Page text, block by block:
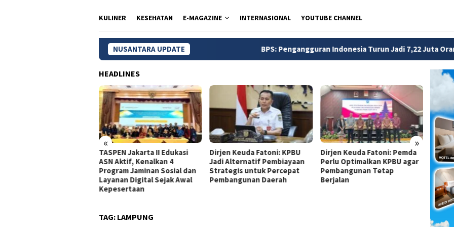
KULINER KESEHATAN E-MAGAZINE INTERNASIONAL YOUTUBE CHANNEL
NUSANTARA UPDATE BPS: Pengangguran Indonesia Turun Jadi 7,22 Juta Orang pada Mei 2026
HEADLINES
« »
TASPEN Jakarta II Edukasi
ASN Aktif, Kenalkan 4
Program Jaminan Sosial dan
Layanan Digital Sejak Awal
Kepesertaan
Dirjen Keuda Fatoni: KPBU
Jadi Alternatif Pembiayaan
Strategis untuk Percepat
Pembangunan Daerah
Dirjen Keuda Fatoni: Pemda
Perlu Optimalkan KPBU agar
Pembangunan Tetap
Berjalan
TAG: LAMPUNG